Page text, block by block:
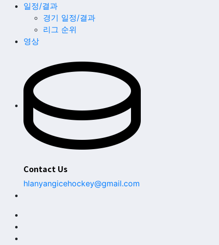
일정/결과
경기 일정/결과
리그 순위
영상
Contact Us
hlanyangicehockey@gmail.com